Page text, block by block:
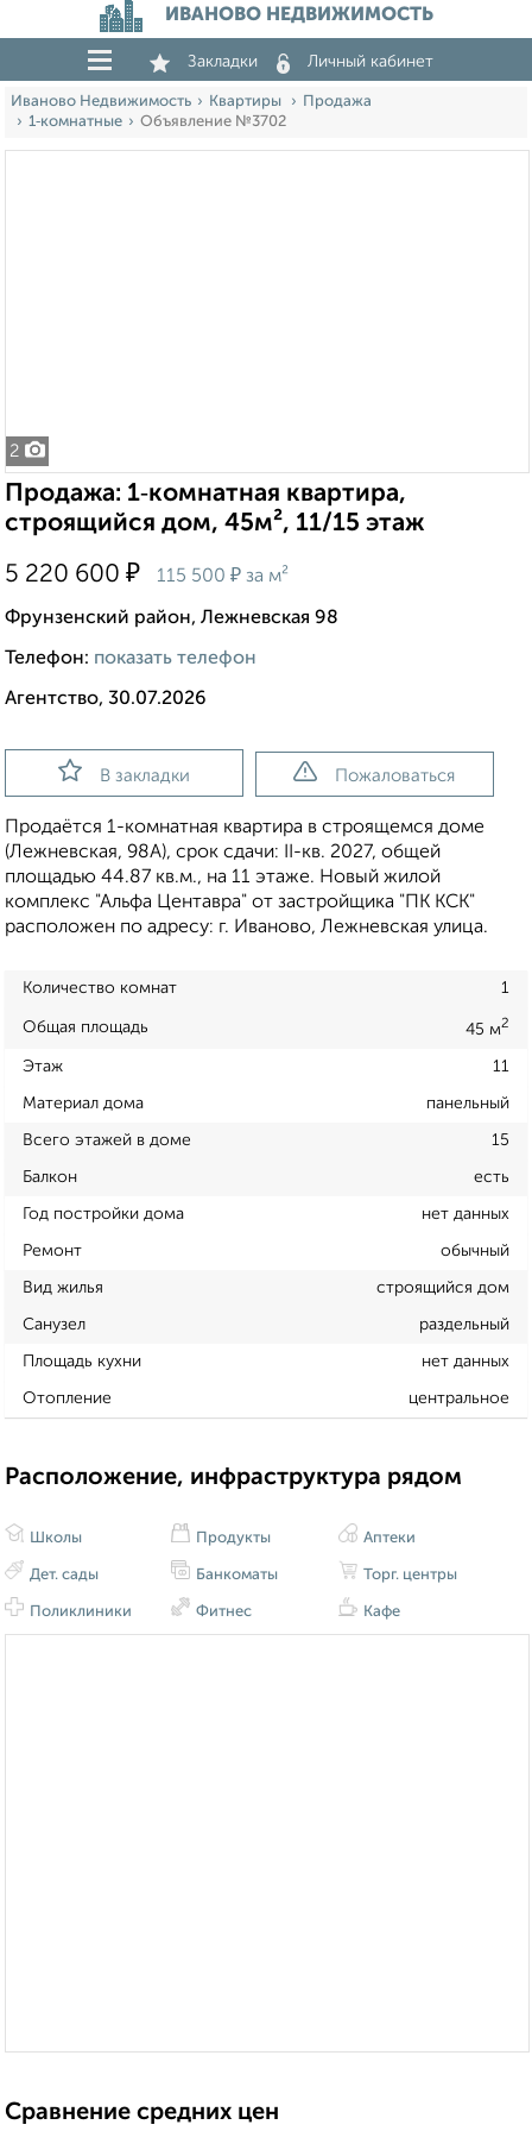
ИВАНОВО НЕДВИЖИМОСТЬ
Закладки Личный кабинет
Иваново Недвижимость Квартиры
Продажа
1‑комнатные
Объявление №3702
2
Продажа: 1‑комнатная квартира,
строящийся дом, 45м², 11/15 этаж
5 220 600 ₽ 115 500 ₽ за м²
Фрунзенский район, Лежневская 98
Телефон: показать телефон
Агентство, 30.07.2026
В закладки Пожаловаться
Продаётся 1-комнатная квартира в строящемся доме
(Лежневская, 98А), срок сдачи: II-кв. 2027, общей
площадью 44.87 кв.м., на 11 этаже. Новый жилой
комплекс "Альфа Центавра" от застройщика "ПК КСК"
расположен по адресу: г. Иваново, Лежневская улица.
Количество комнат 1
Общая площадь 45 м2
Этаж 11
Материал дома панельный
Всего этажей в доме 15
Балкон есть
Год постройки дома нет данных
Ремонт обычный
Вид жилья строящийся дом
Санузел раздельный
Площадь кухни нет данных
Отопление центральное
Расположение, инфраструктура рядом
Школы
Дет. сады
Поликлиники
Продукты
Банкоматы
Фитнес
Аптеки
Торг. центры
Кафе
Сравнение средних цен